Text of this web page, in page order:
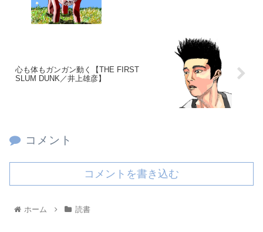
心も体もガンガン動く【THE FIRST
SLUM DUNK／井上雄彦】
コメント
コメントを書き込む
ホーム 読書